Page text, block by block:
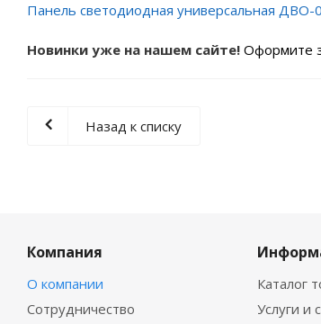
Панель светодиодная универсальная
Новинки уже на нашем сайте! Оформите
Назад к списку
Компания
О компании
Сотрудничество
Каталог
Услуги и